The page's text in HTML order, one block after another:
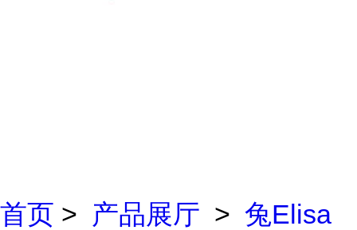
首页 > 产品展厅 > 兔Elisa